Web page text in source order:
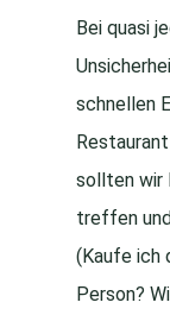
Bei quasi
schnellen
sollten wir
treffen
(Kaufe ich
Person?